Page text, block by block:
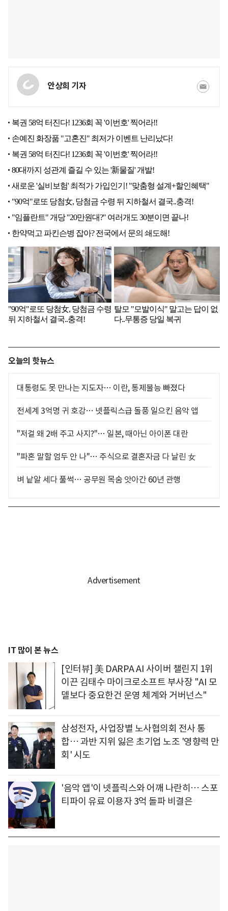
안상희 기자
오늘의 핫뉴스
대통령도 못 만나는 지도자… 이란, 통제불능 빠졌다
전세계 3억명 귀 호강… 넷플릭스급 돌풍 일으킨 음악 앱
"저걸 왜 2배 주고 사지?"… 일본, 때아닌 아이폰 대란
"파혼 말할 엄두 안 나"… 주식으로 결혼자금 다 날린 女
벼 낱알 세다 풀썩… 공무원 목숨 앗아간 60년 관행
IT 많이 본 뉴스
[인터뷰] 美 DARPA AI 사이버 챌린지 1위
이끈 김태수 마이크로소프트 부사장 "AI 모
델보다 중요한건 운영 체계와 거버넌스"
삼성전자, 사업장별 노사협의회 전사 통
합… 과반 지위 잃은 초기업 노조 '영향력 만
회' 시도
'음악 앱'이 넷플릭스와 어깨 나란히… 스포
티파이 유료 이용자 3억 돌파 비결은